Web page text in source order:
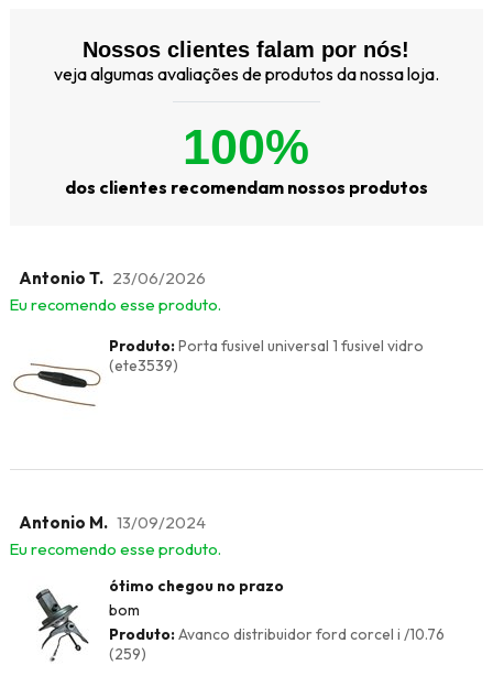
Nossos clientes falam por nós!
veja algumas avaliações de produtos da nossa loja.
100%
dos clientes recomendam nossos produtos
Antonio T. 23/06/2026
Eu recomendo esse produto.
Produto:Porta fusivel universal 1 fusivel vidro
(ete3539)
Antonio M. 13/09/2024
Eu recomendo esse produto.
ótimo chegou no prazo
bom
Produto:Avanco distribuidor ford corcel i /10.76
(259)